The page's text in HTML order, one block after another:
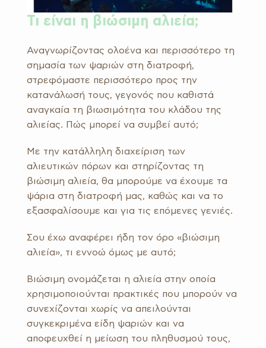
Τι είναι η βιώσιμη αλιεία;
Αναγνωρίζοντας ολοένα και περισσότερο τη
σημασία των ψαριών στη διατροφή,
στρεφόμαστε περισσότερο προς την
κατανάλωσή τους, γεγονός που καθιστά
αναγκαία τη βιωσιμότητα του κλάδου της
αλιείας. Πώς μπορεί να συμβεί αυτό;
Με την κατάλληλη διαχείριση των
αλιευτικών πόρων και στηρίζοντας τη
βιώσιμη αλιεία, θα μπορούμε να έχουμε τα
ψάρια στη διατροφή μας, καθώς και να το
εξασφαλίσουμε και για τις επόμενες γενιές.
Σου έχω αναφέρει ήδη τον όρο «βιώσιμη
αλιεία», τι εννοώ όμως με αυτό;
Βιώσιµη ονομάζεται η αλιεία στην οποία
χρησιμοποιούνται πρακτικές που μπορούν να
συνεχίζονται χωρίς να απειλούνται
συγκεκριμένα είδη ψαριών και να
αποφευχθεί η μείωση του πληθυσμού τους,